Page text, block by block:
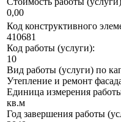
0,00
Код конструктивного
410681
Код работы (услуги):
10
Вид работы (услуги) по
Утепление и ремонт
Единица измерения
кв.м
Год завершения работы